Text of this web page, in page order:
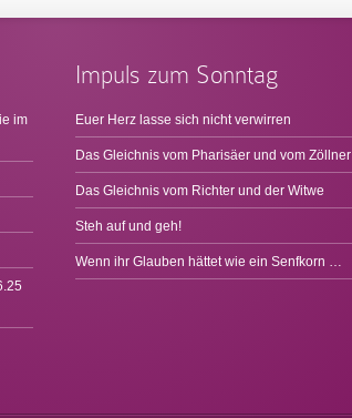
im
Impuls zum Sonntag
Euer Herz lasse sich nicht verwirren
Das Gleichnis vom Pharisäer und vom Zöllner
Das Gleichnis vom Richter und der Witwe
Steh auf und geh!
Wenn ihr Glauben hättet wie ein Senfkorn …